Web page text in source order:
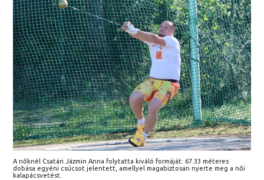
A nőknél Csatári Jázmin Anna folytatta kiváló formáját: 67.33 méteres
dobása egyéni csúcsot jelentett, amellyel magabiztosan nyerte meg a női
kalapácsvetést.